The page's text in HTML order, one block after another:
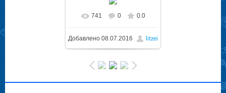
741 0 0.0
Добавлено 08.07.2016 litzei